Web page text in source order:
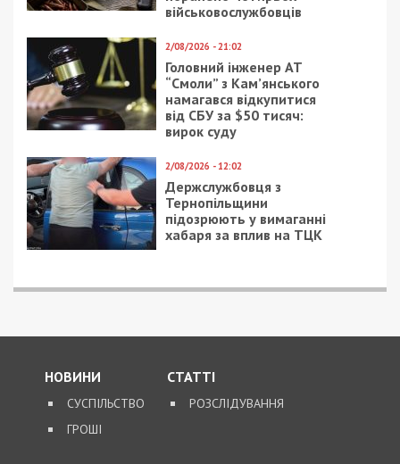
14/11/2022 - 11:24
Кирилівка та Затока:
як готелям через суд
компенсувати збитки
від війни – поради
експертів
4/06/2022 - 17:49
В ЕС готовятся
украинских беженцев
В Днепре у женщин,
мужья, появился дом и
безопасное место:
благополучно нашли